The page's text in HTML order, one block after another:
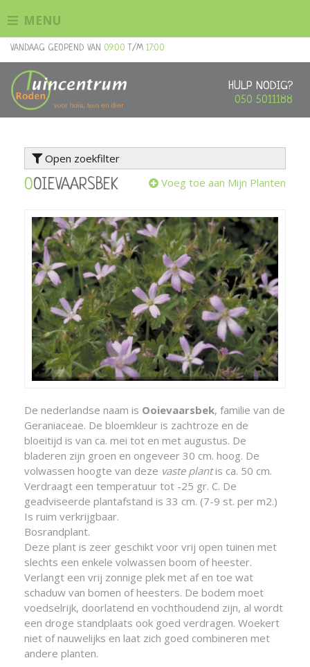
n
HULP NODIG?
050 5011188
VANDAAG GEOPEND VAN 09:00 T/M 17:00
MENU
Open zoekfilter
OOIEVAARSBEK Voeg toe aan Mijn Planten
De nederlandse naam is Ooievaarsbek, familie van de
Geraniaceae. De bloemkleur is zachtroze en de
bloeitijd is van ca. mei tot en met augustus. De
bladeren zijn groen en ongeveer 30 cm. hoog. De
volwassen hoogte van deze vaste plantis ca. 50 cm.
Verdraagt een temperatuur tot -25 gr. C. De
geadviseerde plantafstand is 33 cm. (7-9 st. per m2.)
Is ruim verkrijgbaar.
Bosrandplant.
Deze plant is zeer geschikt voor vrij open tuinen met
slechts een enkele volwassen boom of heester.
Verlangt een vrij zonnige plek met af en toe wat
schaduw van bomen of heesters. De bodem moet
voedselrijk, doorlatend en vochthoudend zijn, al wordt
een droge standplaats ook goed verdragen. Woekert
niet of nauwelijks en laat zich goed combineren met
andere planten.